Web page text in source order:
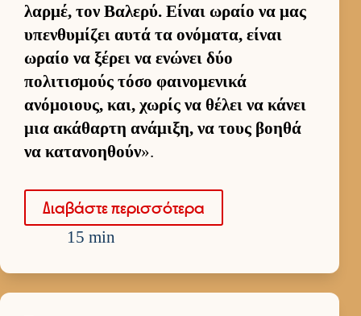
λαρ­μέ, τον Βαλερύ. Εί­ναι ωραίο να μας
υπεν­θυμίζει αυτά τα ονόματα, εί­ναι
ωραίο να ξέρει να ενώνει δύο
πολιτισμούς τόσο φαι­νομενικά
ανόμοιους, και, χωρίς να θέλει να κάνει
μια ακάθαρτη ανάμιξη, να τους βοηθά
να κατανοη­θούν».
Δια­βάστε περισ­σότερα
15 min